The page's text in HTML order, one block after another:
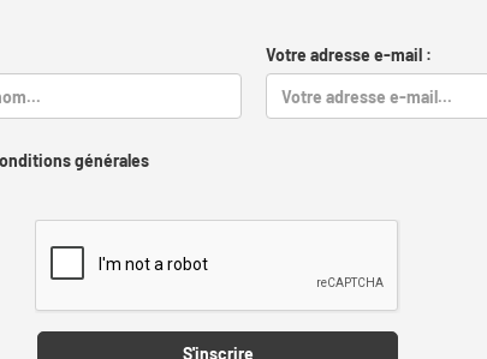
Votre adresse e-mail :
générales
S'inscrire